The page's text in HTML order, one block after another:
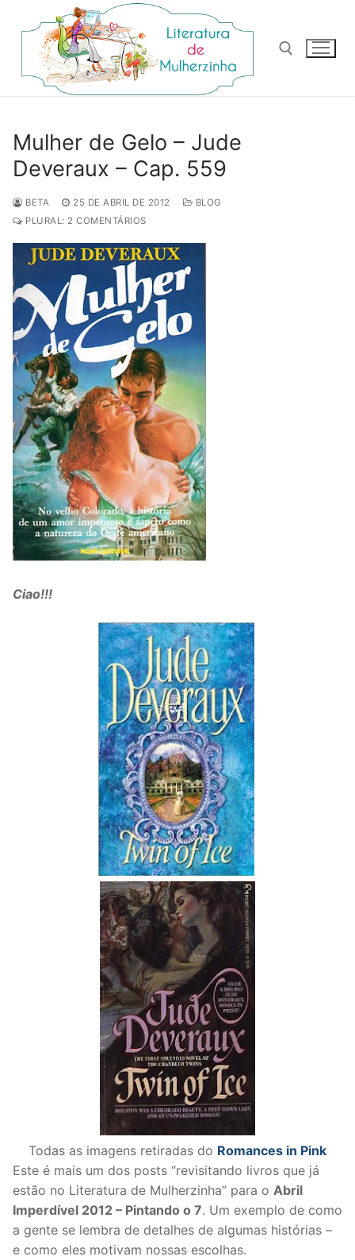
para
conteúdo
Mulher de Gelo – Jude
Deveraux – Cap. 559
BETA 25 DE ABRIL DE 2012
BLOG
PLURAL: 2 COMENTÁRIOS
Ciao!!!
Todas as imagens retiradas do Romances in Pink
Este é mais um dos posts “revisitando livros que já
estão no Literatura de Mulherzinha” para o Abril
Imperdível 2012 – Pintando o 7. Um exemplo de como
a gente se lembra de detalhes de algumas histórias –
e como eles motivam nossas escolhas.